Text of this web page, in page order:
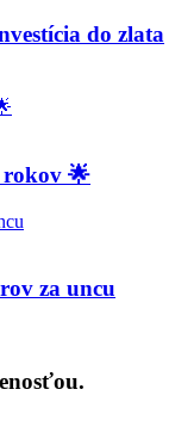
do zlata
rokov 🌟
za uncu